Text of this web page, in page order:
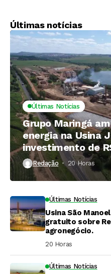
Últimas notícias
Últimas Notícias
Grupo Maringá
energia na Usina
investimento de
Redação 20 Horas ⁮
Últimas Notícias
Usina São
gratuito sobre
agronegócio.
20 Horas ⁮
Últimas Notícias